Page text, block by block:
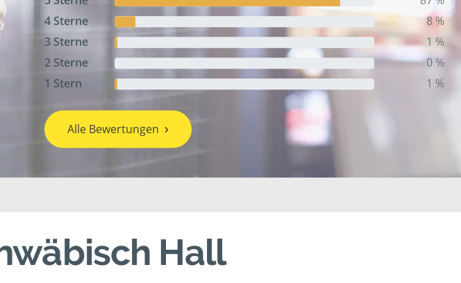
4 Sterne
8 %
3 Sterne
1 %
2 Sterne
0 %
1 Stern
1 %
Alle Bewertungen
Hall